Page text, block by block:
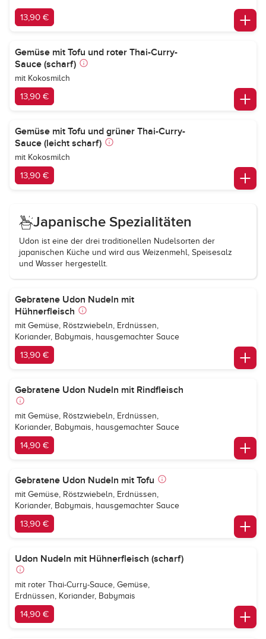
13,90 €
Gemüse mit Tofu und roter Thai-Curry-
Sauce (scharf)
mit Kokosmilch
13,90 €
Gemüse mit Tofu und grüner Thai-Curry-
Sauce (leicht scharf)
mit Kokosmilch
13,90 €
Japanische Spezialitäten
Udon ist eine der drei traditionellen Nudelsorten der
japanischen Küche und wird aus Weizenmehl, Speisesalz
und Wasser hergestellt.
Gebratene Udon Nudeln mit
Hühnerfleisch
mit Gemüse, Röstzwiebeln, Erdnüssen,
Koriander, Babymais, hausgemachter Sauce
13,90 €
Gebratene Udon Nudeln mit Rindfleisch
mit Gemüse, Röstzwiebeln, Erdnüssen,
Koriander, Babymais, hausgemachter Sauce
14,90 €
Gebratene Udon Nudeln mit Tofu
mit Gemüse, Röstzwiebeln, Erdnüssen,
Koriander, Babymais, hausgemachter Sauce
13,90 €
Udon Nudeln mit Hühnerfleisch (scharf)
mit roter Thai-Curry-Sauce, Gemüse,
Erdnüssen, Koriander, Babymais
14,90 €